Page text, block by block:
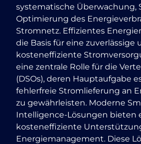
systematische Überwachung,
Optimierung des
Stromnetz. Effizientes
die Basis für eine zuverlässige
kosteneffiziente
eine zentrale Rolle für die
(DSOs), deren Hauptaufgabe
fehlerfreie Stromlieferung an
zu gewährleisten. Moderne
Intelligence-Lösungen bieten
kosteneffiziente
Energiemanagement. Diese